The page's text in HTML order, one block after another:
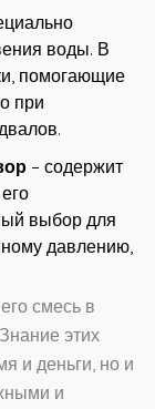
воды. В
помогающие
при
– содержит
выбор для
давлению,
смесь в
этих
и деньги, но и
и